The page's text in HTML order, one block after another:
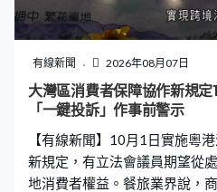
有線新聞 2026年08月07日
大灣區消費者保障協作新規
「一鍵投訴」作事前警示
【有線新聞】10月1日實施粵
新規定，有立法會議員期望從
地消費者權益。餐旅業界說，